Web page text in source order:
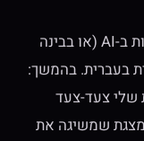
לא משנה באיזו רמה תבחרו, הכנת מצגות ב-AI (או בבינה
בעברית. בהמשך:
צעד-צעד
שמשיגה את